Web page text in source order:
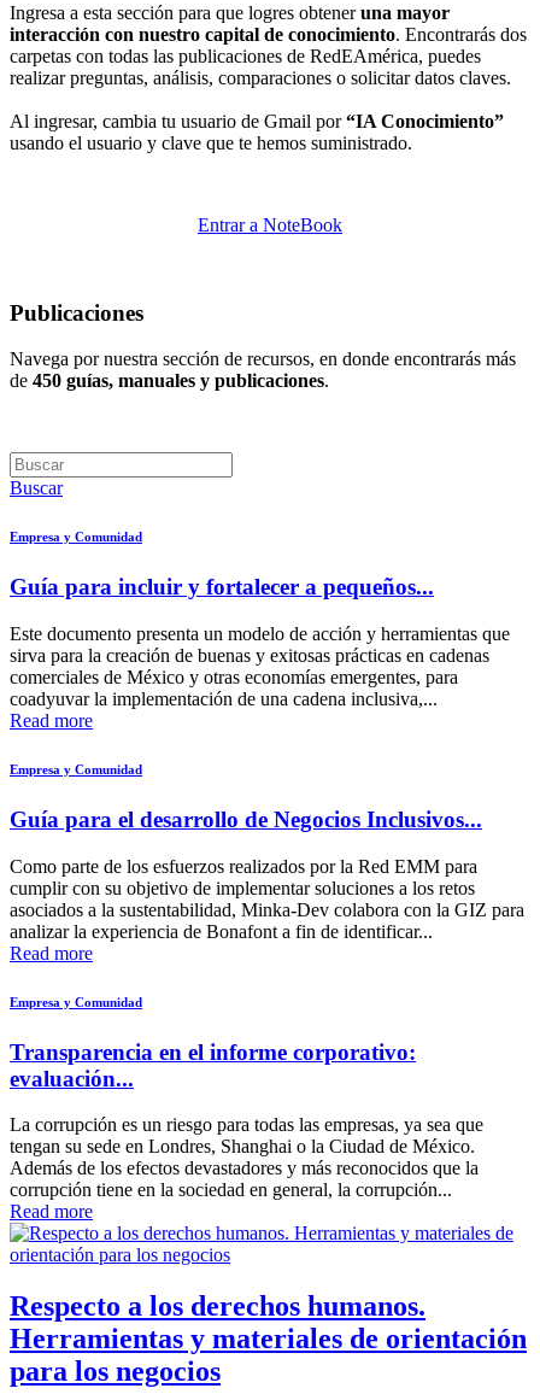
Ingresa a esta sección para que logres obteneruna mayor
interacción con nuestro capital de conocimiento. Encontrarás dos
carpetas con todas las publicaciones de RedEAmérica, puedes
realizar preguntas, análisis, comparaciones o solicitar datos claves.
Al ingresar, cambia tu usuario de Gmail por“IA Conocimiento”
usando el usuario y clave que te hemos suministrado.
Entrar a NoteBook
Publicaciones
Navega por nuestra sección de recursos, en donde encontrarás más
de 450 guías, manuales y publicaciones.
Buscar
Empresa y Comunidad
Guía para incluir y fortalecer a pequeños...
Este documento presenta un modelo de acción y herramientas que
sirva para la creación de buenas y exitosas prácticas en cadenas
comerciales de México y otras economías emergentes, para
coadyuvar la implementación de una cadena inclusiva,...
Read more
Empresa y Comunidad
Guía para el desarrollo de Negocios Inclusivos...
Como parte de los esfuerzos realizados por la Red EMM para
cumplir con su objetivo de implementar soluciones a los retos
asociados a la sustentabilidad, Minka-Dev colabora con la GIZ para
analizar la experiencia de Bonafont a fin de identificar...
Read more
Empresa y Comunidad
Transparencia en el informe corporativo:
evaluación...
La corrupción es un riesgo para todas las empresas, ya sea que
tengan su sede en Londres, Shanghai o la Ciudad de México.
Además de los efectos devastadores y más reconocidos que la
corrupción tiene en la sociedad en general, la corrupción...
Read more
Respecto a los derechos humanos.
Herramientas y materiales de orientación
para los negocios